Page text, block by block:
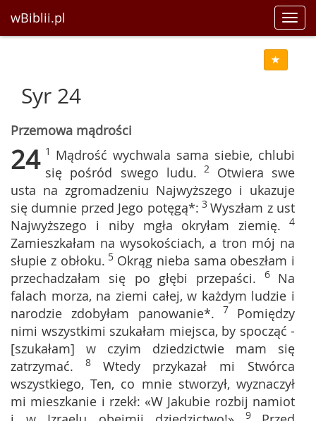
wBiblii.pl
Syr 24
Przemowa mądrości
24 1 Mądrość wychwala sama siebie, chlubi
się pośród swego ludu. 2 Otwiera swe
usta na zgromadzeniu Najwyższego i ukazuje
się dumnie przed Jego potęgą*: 3Wyszłam z ust
Najwyższego i niby mgła okryłam ziemię. 4
Zamieszkałam na wysokościach, a tron mój na
słupie z obłoku. 5 Okrąg nieba sama obeszłam i
przechadzałam się po głębi przepaści. 6 Na
falach morza, na ziemi całej, w każdym ludzie i
narodzie zdobyłam panowanie*. 7 Pomiędzy
nimi wszystkimi szukałam miejsca, by spocząć -
[szukałam] w czyim dziedzictwie mam się
zatrzymać. 8 Wtedy przykazał mi Stwórca
wszystkiego, Ten, co mnie stworzył, wyznaczył
mi mieszkanie i rzekł: «W Jakubie rozbij namiot
9